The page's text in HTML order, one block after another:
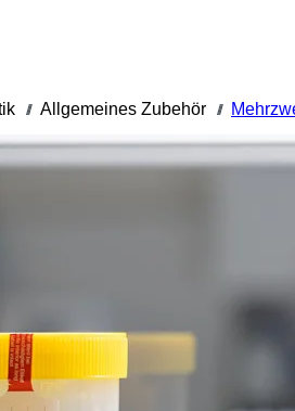
/// Allgemeines Zubehör ///